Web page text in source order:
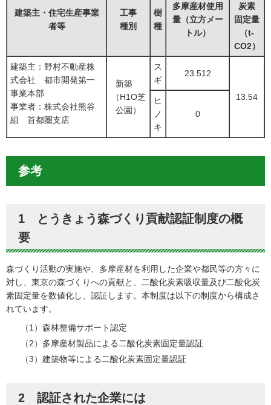
建築主・住宅生産事業
者等
工事
種別
樹
種
多摩産材使用
量（立方メー
トル）
炭素
固定量
（t-
CO2）
建築主：野村不動産株
式会社 都市開発第一
事業本部
事業者：株式会社熊谷
組 首都圏支店
新築
（H1O芝
公園）
ス
ギ
23.512
13.54
ヒ
ノ
キ
0
参考
1 とうきょう森づくり貢献認証制度の概
要
森づくり活動の実施や、多摩産材を利用した企業や都民等の方々に
対し、東京の森づくりへの貢献と、二酸化炭素吸収量及び二酸化炭
素固定量を数値化し、認証します。本制度は以下の制度から構成さ
れています。
（1）森林整備サポート認定
（2）多摩産材製品による二酸化炭素固定量認証
（3）建築物等による二酸化炭素固定量認証
2 認証された企業には